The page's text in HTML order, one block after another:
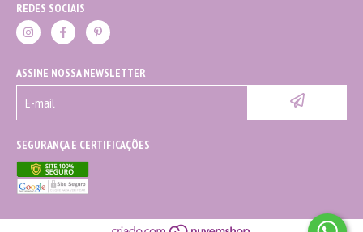
REDES SOCIAIS
ASSINE NOSSA NEWSLETTER
SEGURANÇA E CERTIFICAÇÕES